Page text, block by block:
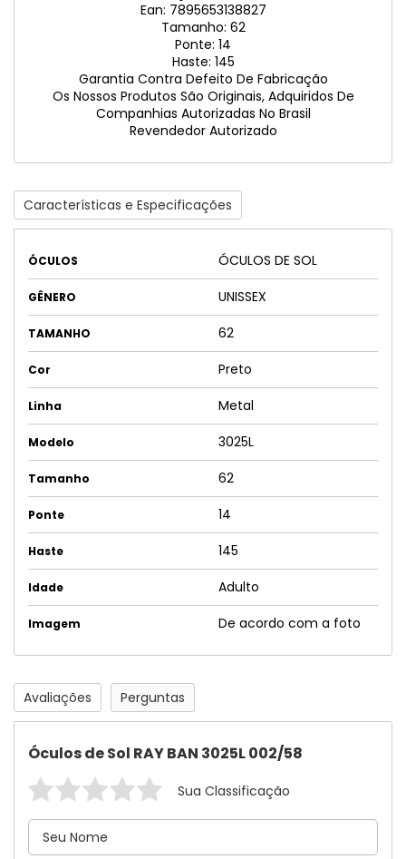
Ean: 7895653138827
Tamanho: 62
Ponte: 14
Haste: 145
Garantia Contra Defeito De Fabricação
Os Nossos Produtos São Originais, Adquiridos De
Companhias Autorizadas No Brasil
Revendedor Autorizado
Características e Especificações
ÓCULOS ÓCULOS DE SOL
GÊNERO UNISSEX
TAMANHO 62
Cor Preto
Linha Metal
Modelo 3025L
Tamanho 62
Ponte 14
Haste 145
Idade Adulto
Imagem De acordo com a foto
Avaliações Perguntas
Óculos de Sol RAY BAN 3025L 002/58
Sua Classificação